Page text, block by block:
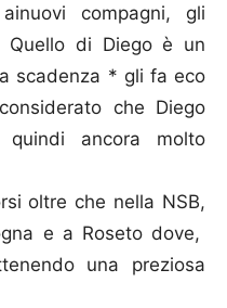
compagni, gli
Quello di Diego è un
scadenza * gli fa eco
che Diego
ancora molto
oltre che nella NSB,
e a Roseto dove,
una preziosa